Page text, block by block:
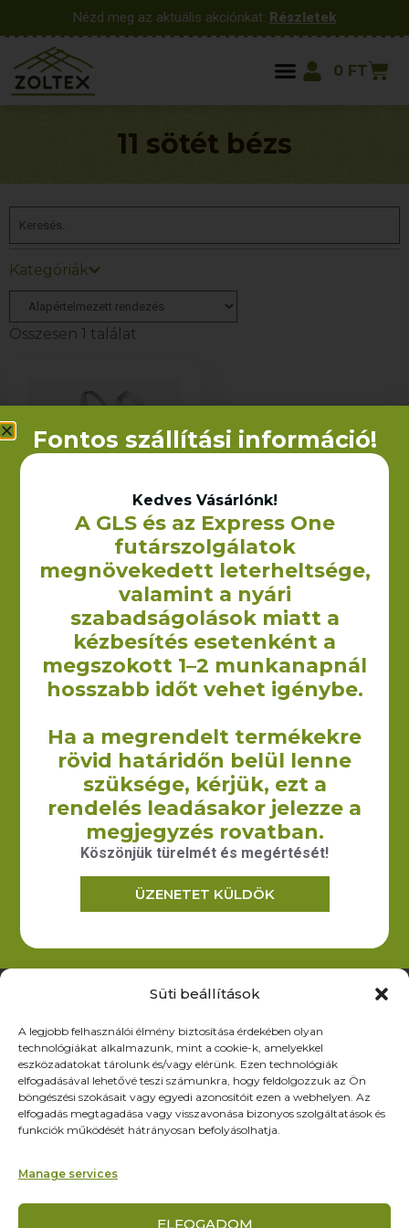
Süti beállítások
A legjobb felhasználói élmény biztosítása érdekében olyan
technológiákat alkalmazunk, mint a cookie-k, amelyekkel
eszközadatokat tárolunk és/vagy elérünk. Ezen technológiák
elfogadásával lehetővé teszi számunkra, hogy feldolgozzuk az Ön
böngészési szokásait vagy egyedi azonosítóit ezen a webhelyen. Az
elfogadás megtagadása vagy visszavonása bizonyos szolgáltatások és
funkciók működését hátrányosan befolyásolhatja.
Manage services
ELFOGADOM
Nézd meg az aktuális akciónkat: Részletek
0 FT
11 sötét bézs
Kategóriák
Összesen 1 találat
Non-woven bevásárlótáska
– 36×40 cm (70 g/m2)
+ÁFA
OPCIÓK VÁLASZTÁSA
A Yourcontact Marketing és Reklámügynökség Kft. keretein
belül 2009-ben kezdtük el vászontáskák non woven táskák,
illetve egyéb textilből készült termékek gyártását illetve
forgalmazását.
Elérhetőség
6200 Kiskőrös, Dózsa Gy. út 52.
Nyitvatartás
Hétfő-Péntek: 9:00-17:00
SZ–V: ZÁRVA
Oldalak
Termékek
Referenciák
Partnereknek
Fontos szállítási információ!
Kedves Vásárlónk!
A GLS és az Express One
futárszolgálatok
megnövekedett leterheltsége,
valamint a nyári
szabadságolások miatt a
kézbesítés esetenként a
megszokott 1–2 munkanapnál
hosszabb időt vehet igénybe.
Ha a megrendelt termékekre
rövid határidőn belül lenne
szüksége, kérjük, ezt a
rendelés leadásakor jelezze a
megjegyzés rovatban.
Köszönjük türelmét és megértését!
ÜZENETET KÜLDÖK